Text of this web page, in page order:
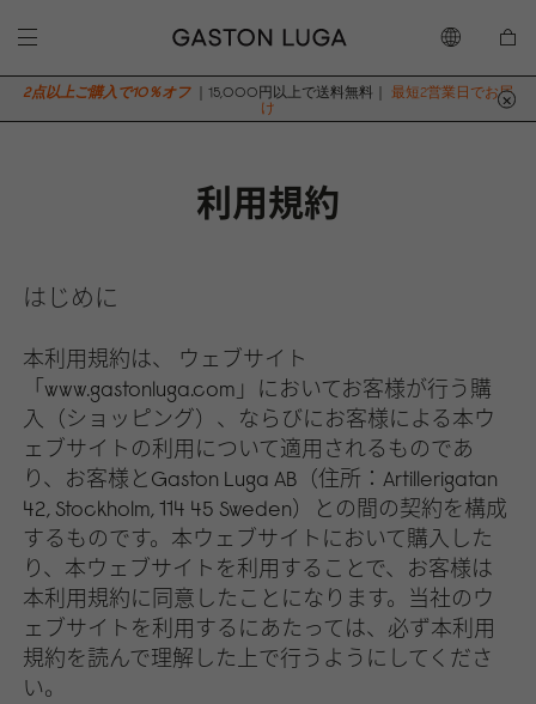
2点以上ご購入で10％オフ ｜15,000円以上で送料無料｜ 最短2営業日でお届
け
利用規約
はじめに
本利用規約は、 ウェブサイト
「www.gastonluga.com」においてお客様が行う購
入（ショッピング）、ならびにお客様による本ウ
ェブサイトの利用について適用されるものであ
り、お客様とGaston Luga AB（住所：Artillerigatan
42, Stockholm, 114 45 Sweden）との間の契約を構成
するものです。本ウェブサイトにおいて購入した
り、本ウェブサイトを利用することで、お客様は
本利用規約に同意したことになります。当社のウ
ェブサイトを利用するにあたっては、必ず本利用
規約を読んで理解した上で行うようにしてくださ
い。